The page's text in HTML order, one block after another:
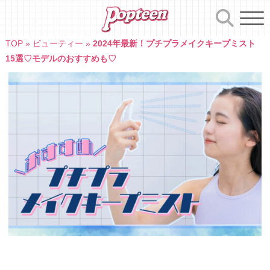
TOP» ビューティー » 2024年最新！プチプラメイクキープミスト
15選♡モデルのおすすめも♡